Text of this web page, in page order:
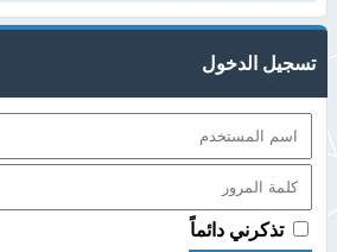
تسجيل الدخول
تذكرني دائماً